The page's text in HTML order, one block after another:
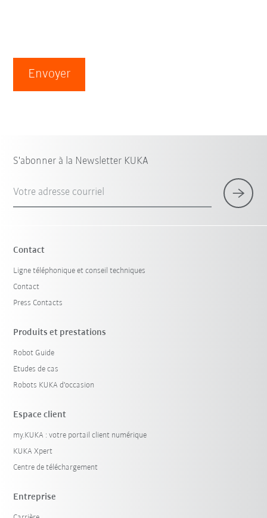
Envoyer
S'abonner à la Newsletter KUKA
Votre adresse courriel
Contact
Ligne téléphonique et conseil techniques
Contact
Press Contacts
Produits et prestations
Robot Guide
Etudes de cas
Robots KUKA d'occasion
Espace client
my.KUKA : votre portail client numérique
KUKA Xpert
Centre de téléchargement
Entreprise